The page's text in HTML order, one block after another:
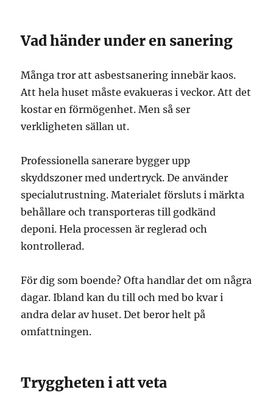
Vad händer under en sanering
Många tror att asbestsanering innebär kaos.
Att hela huset måste evakueras i veckor. Att det
kostar en förmögenhet. Men så ser
verkligheten sällan ut.
Professionella sanerare bygger upp
skyddszoner med undertryck. De använder
specialutrustning. Materialet försluts i märkta
behållare och transporteras till godkänd
deponi. Hela processen är reglerad och
kontrollerad.
För dig som boende? Ofta handlar det om några
dagar. Ibland kan du till och med bo kvar i
andra delar av huset. Det beror helt på
omfattningen.
Tryggheten i att veta